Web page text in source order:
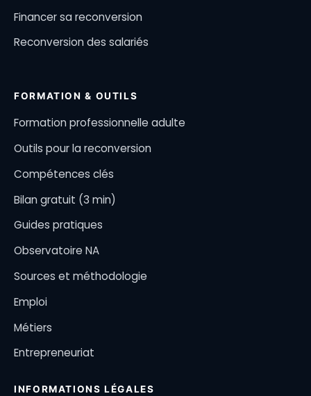
Financer sa reconversion
Reconversion des salariés
FORMATION & OUTILS
Formation professionnelle adulte
Outils pour la reconversion
Compétences clés
Bilan gratuit (3 min)
Guides pratiques
Observatoire NA
Sources et méthodologie
Emploi
Métiers
Entrepreneuriat
INFORMATIONS LÉGALES